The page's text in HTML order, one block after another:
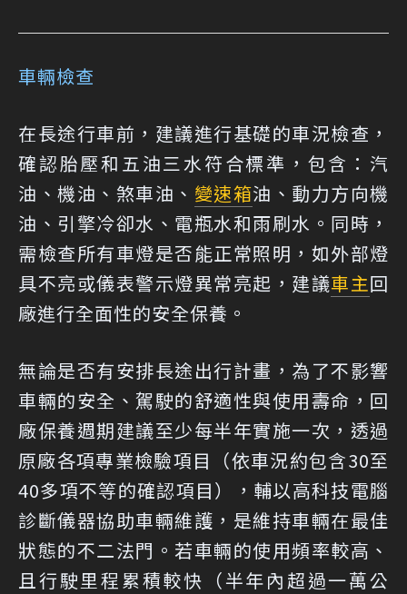
車輛檢查
在長途行車前，建議進行基礎的車況檢查，
確認胎壓和五油三水符合標準，包含：汽
油、機油、煞車油、 變速箱油、動力方向機
油、引擎冷卻水、電瓶水和雨刷水。同時，
需檢查所有車燈是否能正常照明，如外部燈
具不亮或儀表警示燈異常亮起，建議車主回
廠進行全面性的安全保養。
無論是否有安排長途出行計畫，為了不影響
車輛的安全、駕駛的舒適性與使用壽命，回
廠保養週期建議至少每半年實施一次，透過
原廠各項專業檢驗項目（依車況約包含30至
40多項不等的確認項目），輔以高科技電腦
診斷儀器協助車輛維護，是維持車輛在最佳
狀態的不二法門。若車輛的使用頻率較高、
且行駛里程累積較快（半年內超過一萬公